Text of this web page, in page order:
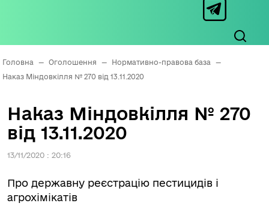
Головна — Оголошення — Нормативно-правова база
—
Наказ Міндовкілля № 270 від 13.11.2020
Наказ Міндовкілля № 270
від 13.11.2020
13/11/2020 : 20:16
Про державну реєстрацію пестицидів і
агрохімікатів